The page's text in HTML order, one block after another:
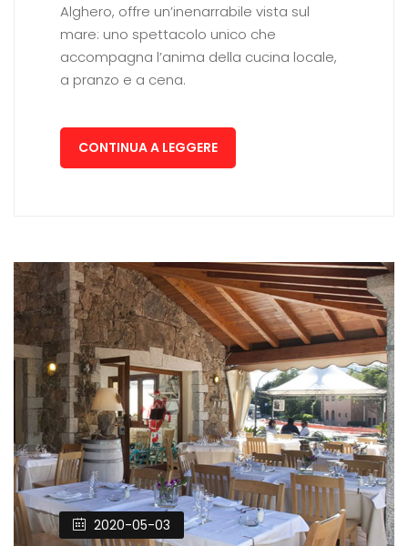
Alghero, offre un’inenarrabile vista sul
mare: uno spettacolo unico che
accompagna l’anima della cucina locale,
a pranzo e a cena.
CONTINUA A LEGGERE
2020-05-03